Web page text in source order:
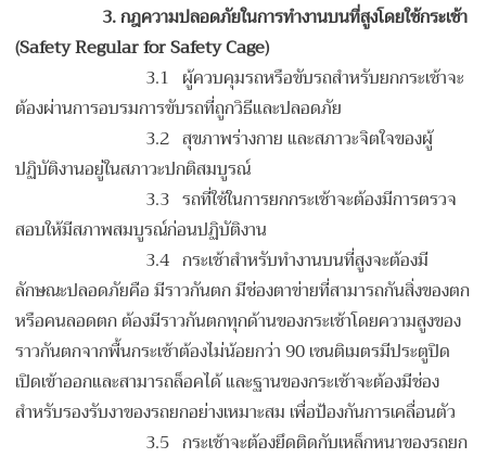
3.กฎความปลอดภัยในการทำงานบนที่สูงโดยใช้กระเช้า
(Safety Regular for Safety Cage)
3.1 ผู้ควบคุมรถหรือขับรถสำหรับยกกระเช้าจะ
ต้องผ่านการอบรมการขับรถที่ถูกวิธีและปลอดภัย
3.2 สุขภาพร่างกาย และสภาวะจิตใจของผู้
ปฏิบัติงานอยู่ในสภาวะปกติสมบูรณ์
3.3 รถที่ใช้ในการยกกระเช้าจะต้องมีการตรวจ
สอบให้มีสภาพสมบูรณ์ก่อนปฏิบัติงาน
3.4 กระเช้าสำหรับทำงานบนที่สูงจะต้องมี
ลักษณะปลอดภัยคือ มีราวกันตก มีช่องตาข่ายที่สามารถกันสิ่งของตก
หรือคนลอดตก ต้องมีราวกันตกทุกด้านของกระเช้าโดยความสูงของ
ราวกันตกจากพื้นกระเช้าต้องไม่น้อยกว่า 90 เซนติเมตรมีประตูปิด
เปิดเข้าออกและสามารถล็อคได้ และฐานของกระเช้าจะต้องมีช่อง
สำหรับรองรับงาของรถยกอย่างเหมาะสม เพื่อป้องกันการเคลื่อนตัว
3.5 กระเช้าจะต้องยึดติดกับเหล็กหนาของรถยก